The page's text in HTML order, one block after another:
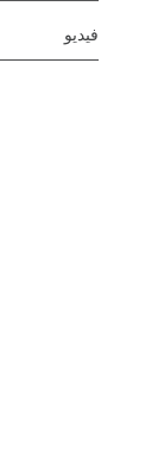
فيديو